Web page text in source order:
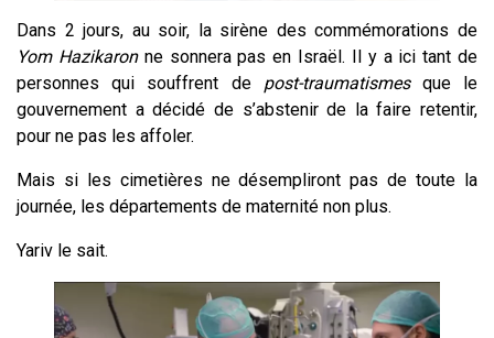
Dans 2 jours, au soir, la sirène des commémorations de
Yom Hazikaronne sonnera pas en Israël. Il y a ici tant de
personnes qui souffrent de post-traumatismesque le
gouvernement a décidé de s’abstenir de la faire retentir,
pour ne pas les affoler.
Mais si les cimetières ne désempliront pas de toute la
journée, les départements de maternité non plus.
Yariv le sait.